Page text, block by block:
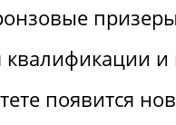
и
появится